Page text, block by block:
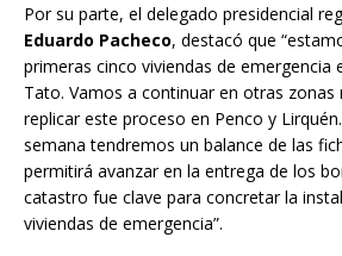
Por su parte, el delegado presidencial
Eduardo Pacheco, destacó que
primeras cinco viviendas de emergencia
Tato. Vamos a continuar en otras zonas
replicar este proceso en Penco y
semana tendremos un balance de las
permitirá avanzar en la entrega de los
catastro fue clave para concretar la
viviendas de emergencia”.